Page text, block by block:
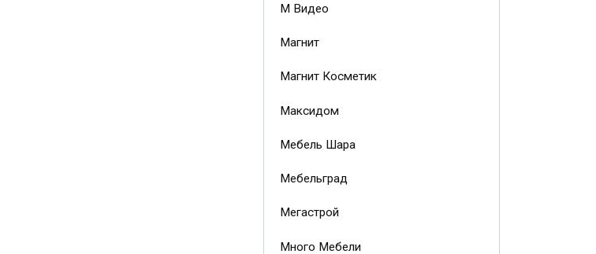
М Видео
Магнит
Магнит Косметик
Максидом
Мебель Шара
Мебельград
Мегастрой
Много Мебели